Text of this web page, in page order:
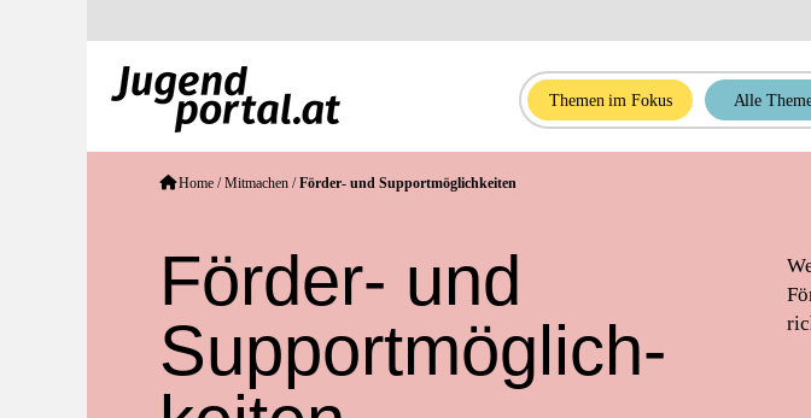
Themen im Fokus Alle
Home /Mitmachen /Förder- und Supportmöglich­keiten
Förder- und
Supportmöglich­